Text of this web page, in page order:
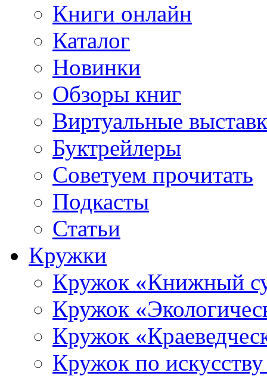
Книги онлайн
Каталог
Новинки
Обзоры книг
Виртуальные
Буктрейлеры
Советуем прочитать
Подкасты
Статьи
Кружки
Кружок «Книжный
Кружок
Кружок
Кружок по